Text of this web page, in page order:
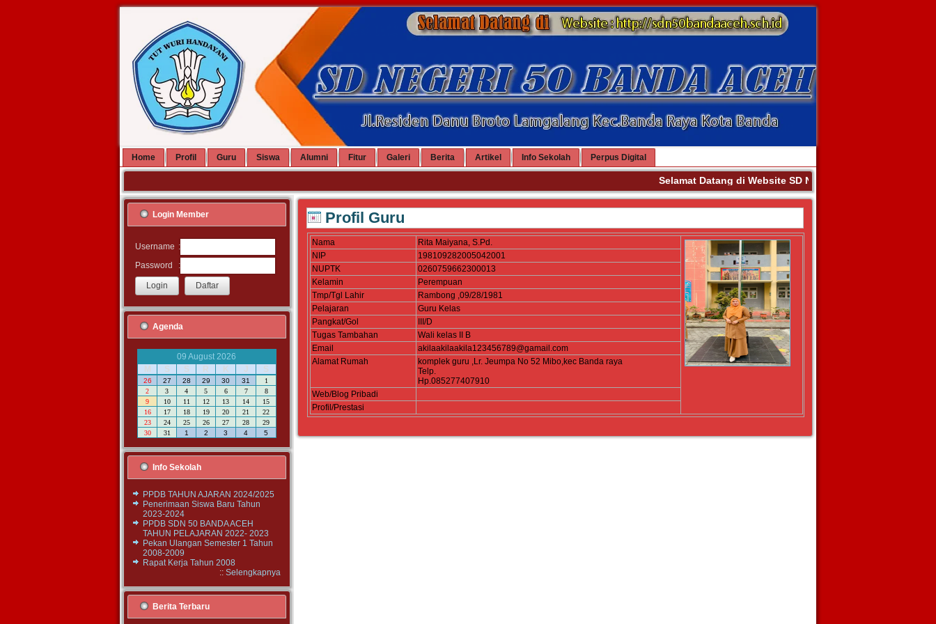
Home Profil Guru Siswa Alumni Fitur Galeri Berita Artikel Info Sekolah Perpus Digital
Selamat Datang di Website SD NEGERI 50 BANDA ACEH.
Login Member
Username :
Password
:
Agenda
09 August 2026
M
S S R K J S
26 27 28 29 30 31
1
2
3 4 5 6 7
8
9
10 11 12 13 14
15
16
17 18 19 20 21
22
23
24 25 26 27 28
29
30
31 1 2 3 4 5
Info Sekolah
PPDB TAHUN AJARAN 2024/2025
Penerimaan Siswa Baru Tahun
2023-2024
PPDB SDN 50 BANDA ACEH
TAHUN PELAJARAN 2022- 2023
Pekan Ulangan Semester 1 Tahun
2008-2009
Rapat Kerja Tahun 2008
:: Selengkapnya
Berita Terbaru
Profil Guru
Nama
Rita Maiyana, S.Pd.
NIP
198109282005042001
NUPTK
0260759662300013
Kelamin
Perempuan
Tmp/Tgl Lahir
Rambong ,09/28/1981
Pelajaran
Guru Kelas
Pangkat/Gol
III/D
Tugas Tambahan
Wali kelas II B
Email
akilaakilaakila123456789@gamail.com
Alamat Rumah
komplek guru ,Lr. Jeumpa No 52 Mibo,kec Banda raya
Telp.
Hp.085277407910
Web/Blog Pribadi
Profil/Prestasi